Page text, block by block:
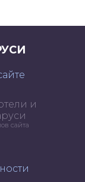
и
сайта